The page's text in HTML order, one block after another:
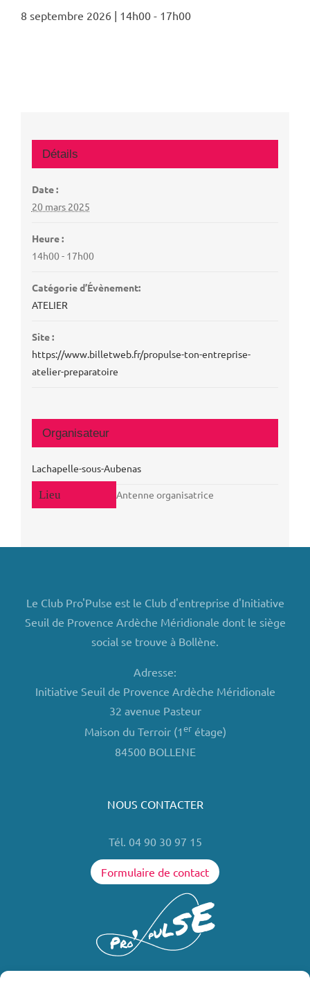
8 septembre 2026 | 14h00 - 17h00
Détails
Date :
20 mars 2025
Heure :
14h00 - 17h00
Catégorie d’Évènement:
ATELIER
Site :
https://www.billetweb.fr/propulse-ton-entreprise-
atelier-preparatoire
Antenne organisatrice
Organisateur
Lachapelle-sous-Aubenas
Le Club Pro'Pulse est le Club d'entreprise d'Initiative
Seuil de Provence Ardèche Méridionale dont le siège
social se trouve à Bollène.
Adresse:
Initiative Seuil de Provence Ardèche Méridionale
32 avenue Pasteur
Maison du Terroir (1erétage)
84500 BOLLENE
NOUS CONTACTER
Tél. 04 90 30 97 15
Formulaire de contact